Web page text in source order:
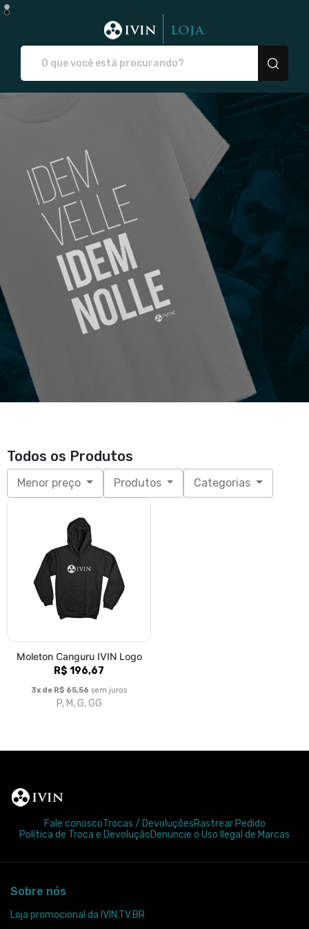
Todos os Produtos
Menor preço Produtos Categorias
Moleton Canguru IVIN Logo
R$ 196,67
3x de R$ 65,56 sem juros
P, M, G, GG
Fale conoscoTrocas / DevoluçõesRastrear Pedido
Política de Troca e DevoluçãoDenuncie o Uso Ilegal de Marcas
Sobre nós
Loja promocional da IVIN.TV.BR